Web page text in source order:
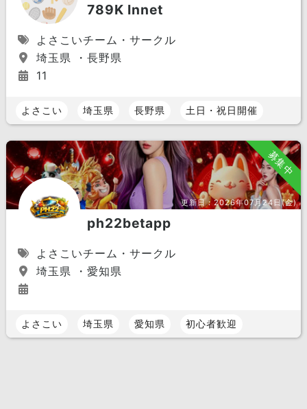
789K Innet
よさこいチーム・サークル
埼玉県 ・長野県
11
よさこい 埼玉県 長野県 土日・祝日開催
募集中
更新日：2026年07月24日(金)
ph22betapp
よさこいチーム・サークル
埼玉県 ・愛知県
よさこい 埼玉県 愛知県 初心者歓迎